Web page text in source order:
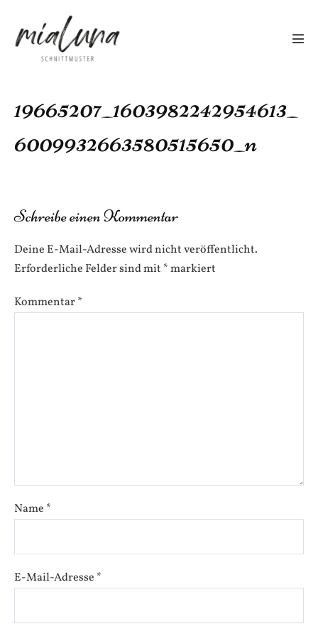
Inhalt
springen
19665207_1603982242954613_
6009932663580515650_n
Schreibe einen Kommentar
Deine E-Mail-Adresse wird nicht veröffentlicht.
Erforderliche Felder sind mit *markiert
Kommentar*
Name *
E-Mail-Adresse *